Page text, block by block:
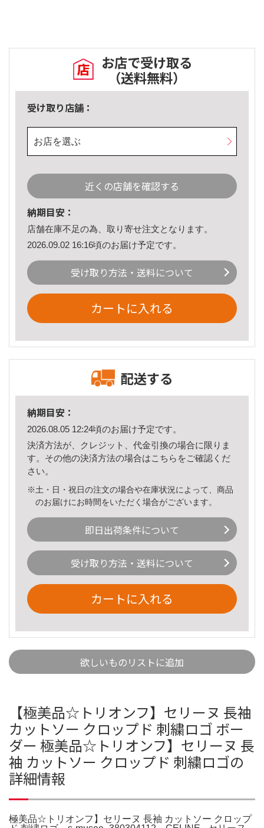
お店で受け取る
（送料無料）
受け取り店舗：
お店を選ぶ
近くの店舗を確認する
納期目安：
店舗在庫不足の為、取り寄せ注文となります。
2026.09.02 16:16頃のお届け予定です。
受け取り方法・送料について
カートに入れる
配送する
納期目安：
2026.08.05 12:24頃のお届け予定です。
決済方法が、クレジット、代金引換の場合に限りま
す。その他の決済方法の場合はこちら をご確認くだ
さい。
※土・日・祝日の注文の場合や在庫状況によって、商品
のお届けにお時間をいただく場合がございます。
即日出荷条件について
受け取り方法・送料について
カートに入れる
欲しいものリストに追加
【極美品☆トリオンフ】セリーヌ 長袖
カットソー クロップド 刺繍ロゴ ボー
ダー 極美品☆トリオンフ】セリーヌ 長
袖 カットソー クロップド 刺繍ロゴの
詳細情報
極美品☆トリオンフ】セリーヌ 長袖 カットソー クロップ